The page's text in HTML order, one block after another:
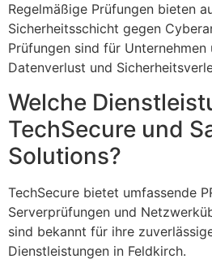
Regelmäßige Prüfungen bieten
Sicherheitsschicht gegen
Prüfungen sind für Unternehmen
Datenverlust und
Welche
TechSecure und
Solutions?
TechSecure bietet umfassende
Serverprüfungen und
sind bekannt für ihre
Dienstleistungen in Feldkirch.